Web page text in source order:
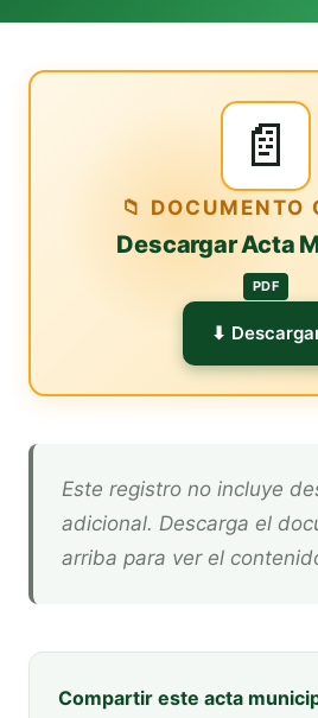
📄
📁 DOCUMENTO
Descargar Acta
PDF
⬇
Este registro no incluye descripción
adicional. Descarga el
arriba para ver el
Compartir este acta